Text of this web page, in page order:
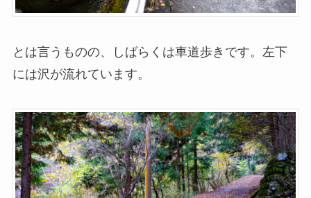
とは言うものの、しばらくは車道歩きです。左下
には沢が流れています。